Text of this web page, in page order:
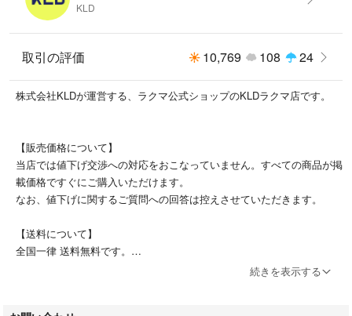
KLD
取引の評価 10,769 108 24
株式会社KLDが運営する、ラクマ公式ショップのKLDラクマ店です。
【販売価格について】
当店では値下げ交渉への対応をおこなっていません。すべての商品が掲
載価格ですぐにご購入いただけます。
なお、値下げに関するご質問への回答は控えさせていただきます。
【送料について】
全国一律 送料無料です。
続きを表示する